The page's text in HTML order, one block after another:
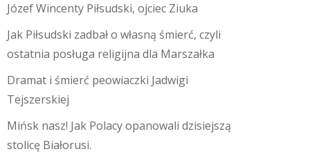
Józef Wincenty Piłsudski, ojciec Ziuka
Jak Piłsudski zadbał o własną śmierć, czyli
ostatnia posługa religijna dla Marszałka
Dramat i śmierć peowiaczki Jadwigi
Tejszerskiej
Mińsk nasz! Jak Polacy opanowali dzisiejszą
stolicę Białorusi.